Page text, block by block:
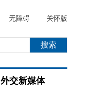
无障碍 关怀版
外交新媒体